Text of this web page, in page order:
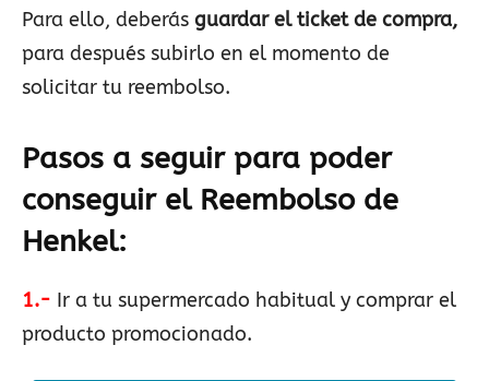
Para ello, deberás guardar el ticket de compra,
para después subirlo en el momento de
solicitar tu reembolso.
Pasos a seguir para poder
conseguir el Reembolso de
Henkel:
1.- Ir a tu supermercado habitual y comprar el
producto promocionado.